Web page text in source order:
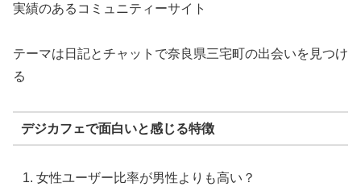
実績のあるコミュニティーサイト
テーマは日記とチャットで奈良県三宅町の出会いを見つけ
る
デジカフェで面白いと感じる特徴
女性ユーザー比率が男性よりも高い？